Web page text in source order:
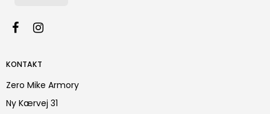
KONTAKT
Zero Mike Armory
Ny Kærvej 31